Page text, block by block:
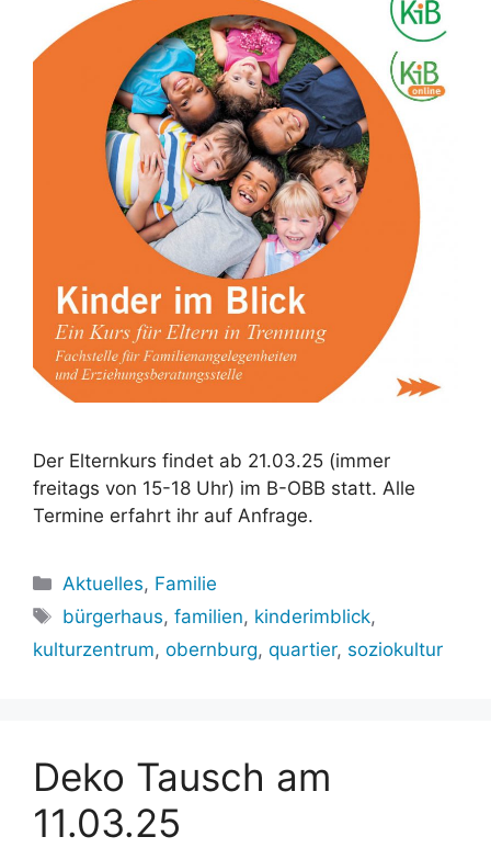
Der Elternkurs findet ab 21.03.25 (immer
freitags von 15-18 Uhr) im B-OBB statt. Alle
Termine erfahrt ihr auf Anfrage.
Kategorien
Aktuelles, Familie
Schlagwörter
bürgerhaus,familien, kinderimblick,
kulturzentrum, obernburg, quartier, soziokultur
Deko Tausch am
11.03.25